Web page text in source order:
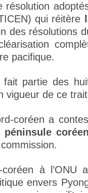
résolution
qui réitère
des résolutions
pacifique.
partie des
vigueur de ce
coréen a
péninsule
coréen à l’ONU
envers